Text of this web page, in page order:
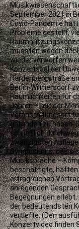
September 2021 in
Covid-Pandemie
Probleme gestellt,
mussten wegen der
wieder verworfen
Konzertsaal der
Hardenbergstraße
Berlin-Wilmersdorf
Räumlichkeiten für
Jahren – mit der
Veranstaltungsort
gefunden zu haben.
schließlich
zwanzigsten
Symposiums, das
Musiksprache –
beschäftigte, hatten
ertragreichen
anregenden
Begegnungen
der bedeutendsten
vertiefte. (Den
Konzertvideo finden